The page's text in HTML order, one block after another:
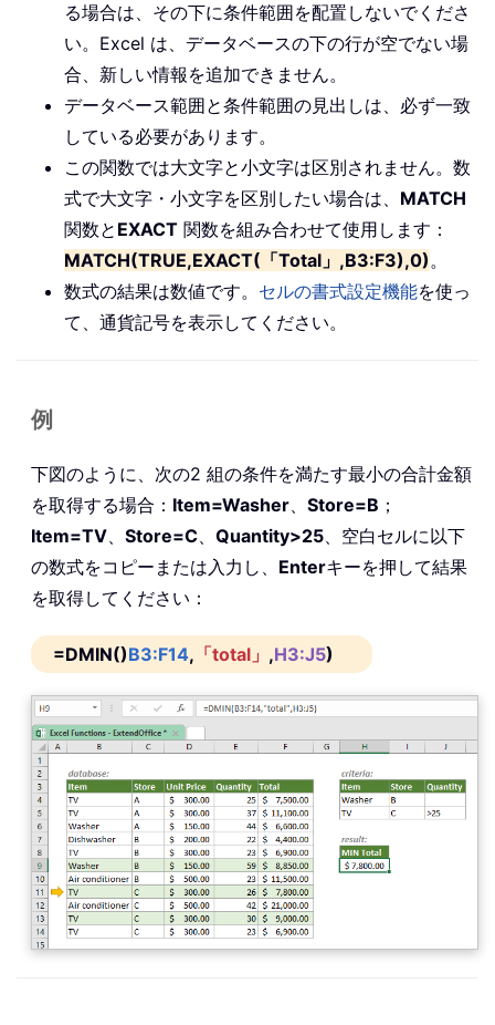
る場合は、その下に条件範囲を配置しないでくださ
い。Excel は、データベースの下の行が空でない場
合、新しい情報を追加できません。
データベース範囲と条件範囲の見出しは、必ず一致
している必要があります。
この関数では大文字と小文字は区別されません。数
式で大文字・小文字を区別したい場合は、 MATCH
関数と EXACT 関数を組み合わせて使用します：
MATCH(TRUE,EXACT(「Total」,B3:F3),0)。
数式の結果は数値です。 セルの書式設定機能を使っ
て、通貨記号を表示してください。
例
下図のように、次の2 組の条件を満たす最小の合計金額
を取得する場合： Item=Washer、 Store=B ；
Item=TV、 Store=C、 Quantity>25、空白セルに以下
の数式をコピーまたは入力し、 Enterキーを押して結果
を取得してください：
=DMIN()B3:F14, 「total」 ,H3:J5)